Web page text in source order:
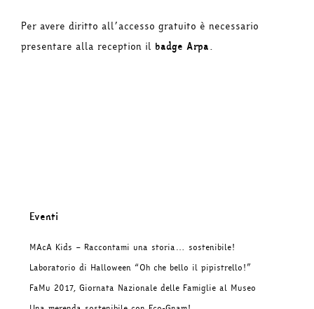
Per avere diritto all’accesso gratuito è necessario
presentare alla reception il badge Arpa.
Eventi
MAcA Kids – Raccontami una storia… sostenibile!
Laboratorio di Halloween “Oh che bello il pipistrello!”
FaMu 2017, Giornata Nazionale delle Famiglie al Museo